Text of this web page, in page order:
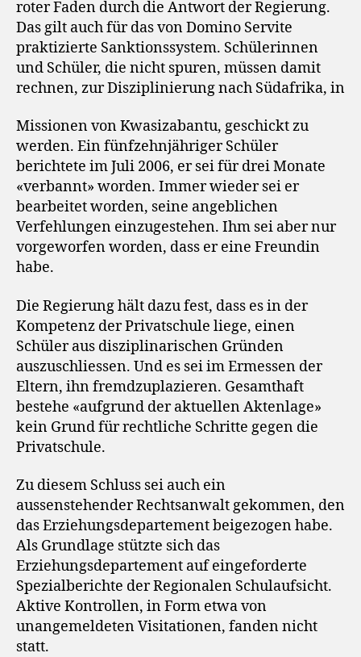
roter Faden durch die Antwort der Regierung.
Das gilt auch für das von Domino Servite
praktizierte Sanktionssystem. Schülerinnen
und Schüler, die nicht spuren, müssen damit
rechnen, zur Disziplinierung nach Südafrika, in
Missionen von Kwasizabantu, geschickt zu
werden. Ein fünfzehnjähriger Schüler
berichtete im Juli 2006, er sei für drei Monate
«verbannt» worden. Immer wieder sei er
bearbeitet worden, seine angeblichen
Verfehlungen einzugestehen. Ihm sei aber nur
vorgeworfen worden, dass er eine Freundin
habe.
Die Regierung hält dazu fest, dass es in der
Kompetenz der Privatschule liege, einen
Schüler aus disziplinarischen Gründen
auszuschliessen. Und es sei im Ermessen der
Eltern, ihn fremdzuplazieren. Gesamthaft
bestehe «aufgrund der aktuellen Aktenlage»
kein Grund für rechtliche Schritte gegen die
Privatschule.
Zu diesem Schluss sei auch ein
aussenstehender Rechtsanwalt gekommen, den
das Erziehungsdepartement beigezogen habe.
Als Grundlage stützte sich das
Erziehungsdepartement auf eingeforderte
Spezialberichte der Regionalen Schulaufsicht.
Aktive Kontrollen, in Form etwa von
unangemeldeten Visitationen, fanden nicht
statt.